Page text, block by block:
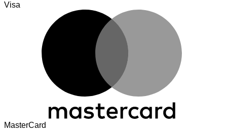
Visa
MasterCard